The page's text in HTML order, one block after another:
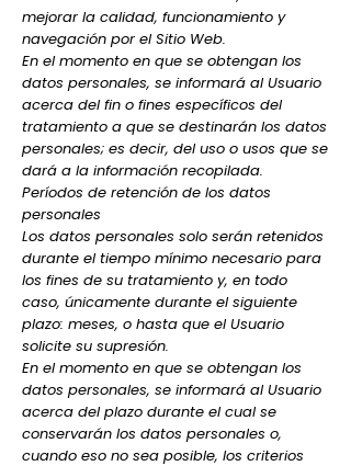
mejorar la calidad, funcionamiento y
navegación por el Sitio Web.
En el momento en que se obtengan los
datos personales, se informará al Usuario
acerca del fin o fines específicos del
tratamiento a que se destinarán los datos
personales; es decir, del uso o usos que se
dará a la información recopilada.
Períodos de retención de los datos
personales
Los datos personales solo serán retenidos
durante el tiempo mínimo necesario para
los fines de su tratamiento y, en todo
caso, únicamente durante el siguiente
plazo: meses, o hasta que el Usuario
solicite su supresión.
En el momento en que se obtengan los
datos personales, se informará al Usuario
acerca del plazo durante el cual se
conservarán los datos personales o,
cuando eso no sea posible, los criterios